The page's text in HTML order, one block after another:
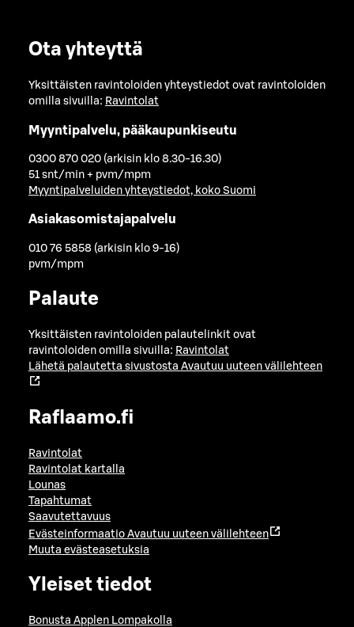
Ota yhteyttä
Yksittäisten ravintoloiden yhteystiedot ovat ravintoloiden
omilla sivuilla: Ravintolat
Myyntipalvelu, pääkaupunkiseutu
0300 870 020 (arkisin klo 8.30-16.30)
51 snt/min + pvm/mpm
Myyntipalveluiden yhteystiedot, koko Suomi
Asiakasomistajapalvelu
010 76 5858 (arkisin klo 9-16)
pvm/mpm
Palaute
Yksittäisten ravintoloiden palautelinkit ovat
ravintoloiden omilla sivuilla: Ravintolat
Lähetä palautetta sivustosta Avautuu uuteen välilehteen
Raflaamo.fi
Ravintolat
Ravintolat kartalla
Lounas
Tapahtumat
Saavutettavuus
Evästeinformaatio Avautuu uuteen välilehteen
Muuta evästeasetuksia
Yleiset tiedot
Bonusta Applen Lompakolla